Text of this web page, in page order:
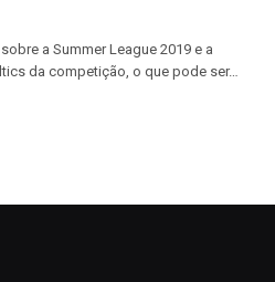
a Summer League 2019 e a
da competição, o que pode ser…